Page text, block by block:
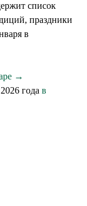
список
праздники
в
→
года в